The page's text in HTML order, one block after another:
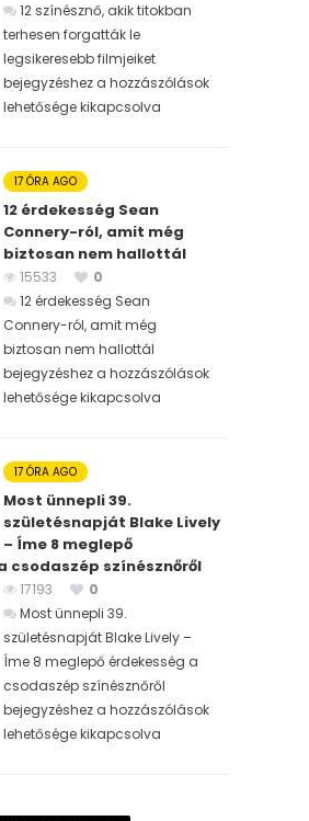
12 színésznő, akik titokban
terhesen forgatták le
legsikeresebb filmjeiket
bejegyzéshez a hozzászólások
lehetősége kikapcsolva
17 ÓRA AGO
12 érdekesség Sean
Connery-ról, amit még
biztosan nem hallottál
15533
0
12 érdekesség Sean
Connery-ról, amit még
biztosan nem hallottál
bejegyzéshez a hozzászólások
lehetősége kikapcsolva
17 ÓRA AGO
Most ünnepli 39.
születésnapját Blake Lively
– Íme 8 meglepő
csodaszép színésznőről
17193
0
Most ünnepli 39.
születésnapját Blake Lively –
Íme 8 meglepő érdekesség a
csodaszép színésznőről
bejegyzéshez a hozzászólások
lehetősége kikapcsolva